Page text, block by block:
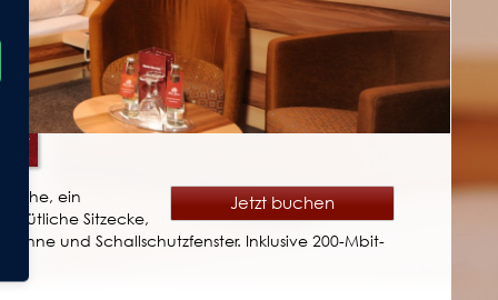
Jetzt buchen
ein
Sitzecke,
und Schallschutzfenster. Inklusive 200-Mbit-